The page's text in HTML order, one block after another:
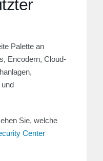
Palette an
Encodern, Cloud-
Sie, welche
Center